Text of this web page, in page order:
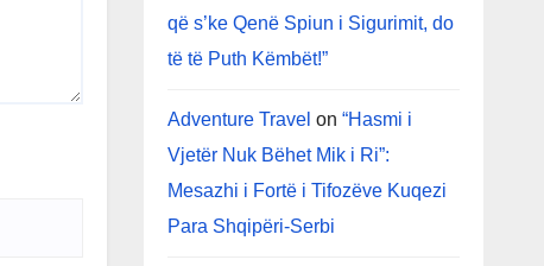
që s’ke Qenë Spiun i Sigurimit, do
të të Puth Këmbët!”
Adventure Travel on “Hasmi i
Vjetër Nuk Bëhet Mik i Ri”:
Mesazhi i Fortë i Tifozëve Kuqezi
Para Shqipëri-Serbi